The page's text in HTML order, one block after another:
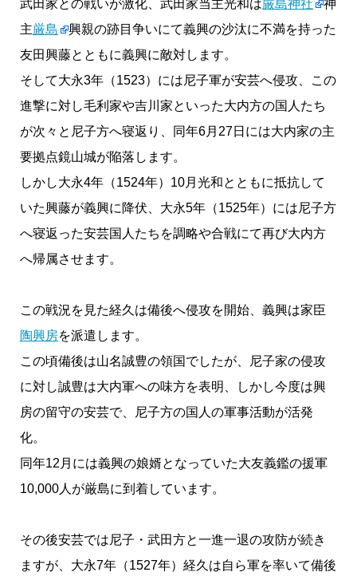
武田家との戦いが激化、武田家当主光和は厳島神社
神
主厳島
興親の跡目争いにて義興の沙汰に不満を持った
友田興藤とともに義興に敵対します。
そして大永3年（1523）には尼子軍が安芸へ侵攻、この
進撃に対し毛利家や吉川家といった大内方の国人たち
が次々と尼子方へ寝返り、同年6月27日には大内家の主
要拠点鏡山城が陥落します。
しかし大永4年（1524年）10月光和とともに抵抗して
いた興藤が義興に降伏、大永5年（1525年）には尼子方
へ寝返った安芸国人たちを調略や合戦にて再び大内方
へ帰属させます。
この戦況を見た経久は備後へ侵攻を開始、義興は家臣
陶興房を派遣します。
この頃備後は山名誠豊の領国でしたが、尼子家の侵攻
に対し誠豊は大内軍への味方を表明、しかし今度は興
房の留守の安芸で、尼子方の国人の軍事活動が活発
化。
同年12月には義興の娘婿となっていた大友義鑑の援軍
10,000人が厳島に到着しています。
その後安芸では尼子・武田方と一進一退の攻防が続き
ますが、大永7年（1527年）経久は自ら軍を率いて備後